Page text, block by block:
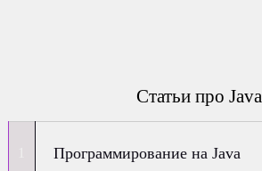
Статьи про Java
Программирование на Java